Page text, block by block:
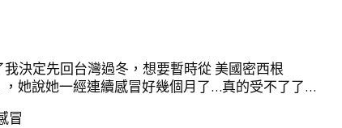
決定先回台灣過冬，想要暫時從 美國密西根
她說她一經連續感冒好幾個月了…真的受不了了…
冒